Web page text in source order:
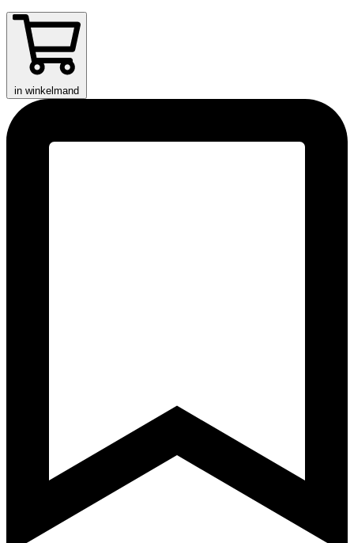
in winkelmand